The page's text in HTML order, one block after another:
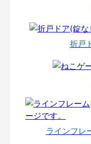
折戸
ラインフレ